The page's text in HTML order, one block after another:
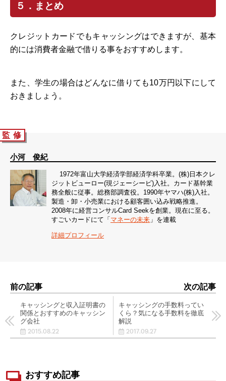
５．まとめ
クレジットカードでもキャッシングはできますが、基本
的には消費者金融で借りる事をおすすめします。
また、学生の場合はどんなに借りても10万円以下にして
おきましょう。
監 修
小河 俊紀
1972年富山大学経済学部経済学科卒業。(株)日本クレ
ジットビューロー(現ジェーシービ)入社。カード基幹業
務全般に従事。総務部調査役。1990年ヤマハ(株)入社。
製造・卸・小売業における顧客囲い込み戦略推進。
2008年に経営コンサルCard Seekを創業。現在に至る。
すごいカードにて「 マネーの未来 」を連載
詳細プロフィール
前の記事 次の記事
キャッシングと収入証明書の
関係とおすすめのキャッシン
グ会社
2015.08.22
キャッシングの手数料ってい
くら？気になる手数料を徹底
解説
2017.09.27
おすすめ記事